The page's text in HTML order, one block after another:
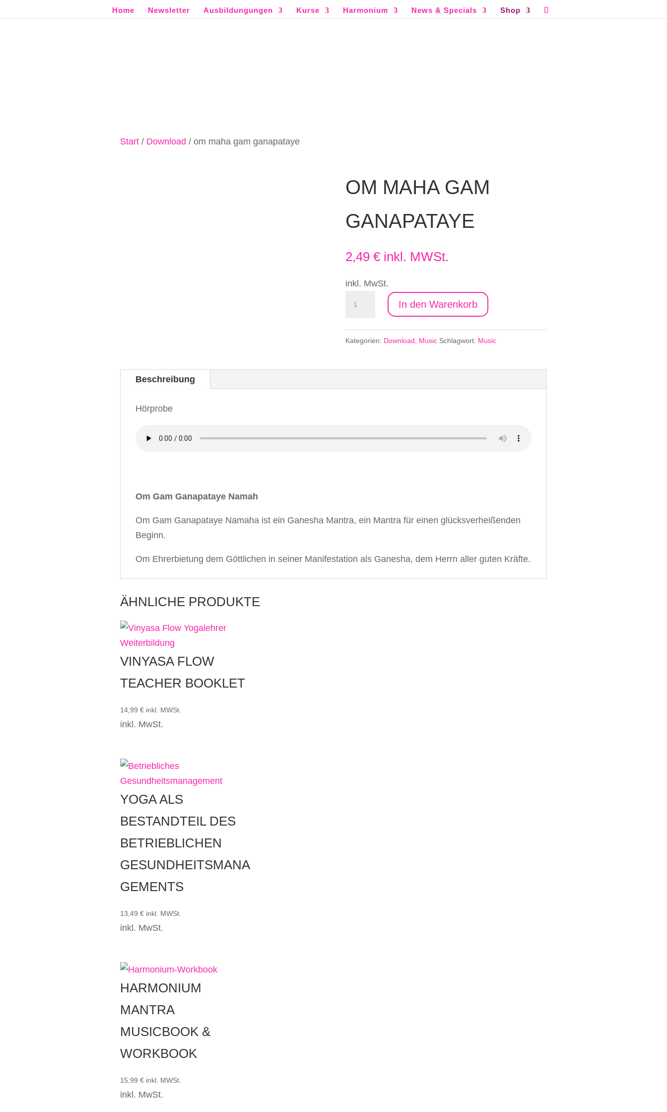
Home Newsletter Ausbildungungen Kurse Harmonium News & Specials Shop
Start/ Download / om maha gam ganapataye
OM MAHA GAM
GANAPATAYE
2,49 € inkl. MWSt.
inkl. MwSt.
gam
ganapataye
In den Warenkorb
Kategorien: Download, Music Schlagwort: Music
Beschreibung
Hörprobe
Om Gam Ganapataye Namah
Om Gam Ganapataye Namaha ist ein Ganesha Mantra, ein Mantra für einen glücksverheißenden
Beginn.
Om Ehrerbietung dem Göttlichen in seiner Manifestation als Ganesha, dem Herrn aller guten Kräfte.
ÄHNLICHE PRODUKTE
VINYASA FLOW
TEACHER BOOKLET
14,99 € inkl. MWSt.
inkl. MwSt.
YOGA ALS
BESTANDTEIL DES
BETRIEBLICHEN
GESUNDHEITSMANA
GEMENTS
13,49 € inkl. MWSt.
inkl. MwSt.
HARMONIUM
MANTRA
MUSICBOOK &
WORKBOOK
15,99 € inkl. MWSt.
inkl. MwSt.